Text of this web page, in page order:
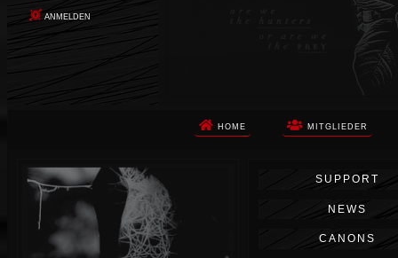
ANMELDEN
HOME MITGLIEDER
Die Apokalypse. Das ist das Wort,
das Ihnen in den Sinn kommt, als
Sie auf dem Boden aufwachen, Ihr
Körper schmerzt und Ihr Geist
wird von alptraumhaften
Erinnerungen überflutet. Vor
SUPPORT
NEWS
CANONS